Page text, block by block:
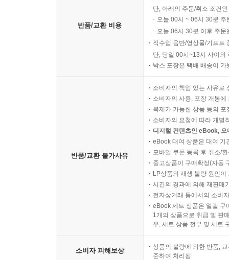
반품/교환 비용
단, 아래의 주문/취소 조건
오늘 00시 ~ 06시 30분
오늘 06시 30분 이후 주
직수입 음반/영상물/기프트
단, 당일 00시~13시 사이의
박스 포장은 택배 배송이
반품/교환 불가사유
소비자의 책임 있는 사유로
소비자의 사용, 포장 개봉
복제가 가능한 상품 등의
소비자의 요청에 따라 개별
디지털 컨텐츠인 eBook,
eBook 대여 상품은 대여 기
모바일 쿠폰 등록 후 취소/
중고상품이 구매확정(자동
LP상품의 재생 불량 원인
시간의 경과에 의해 재판매
전자상거래 등에서의 소비
eBook 세트 상품은 일괄 구
1개의 상품으로 취급 및 판
우, 세트 상품 전부 및 세트
소비자 피해보상
상품의 불량에 의한 반품,
준하여 처리됨